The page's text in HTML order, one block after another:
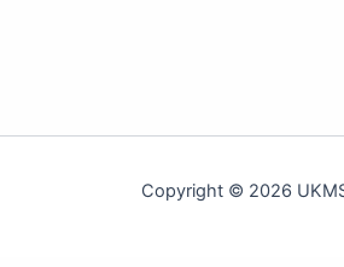
Copyright © 2026